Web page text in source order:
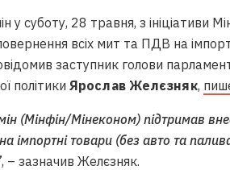
у суботу, 28 травня, з ініціативи
всіх мит та ПДВ на
заступник голови
політики Ярослав Желєзняк,
(Мінфін/Мінеконом) підтримав
імпортні товари (без авто та
, – зазначив Желєзняк.